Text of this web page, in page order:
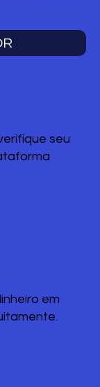
seu
em